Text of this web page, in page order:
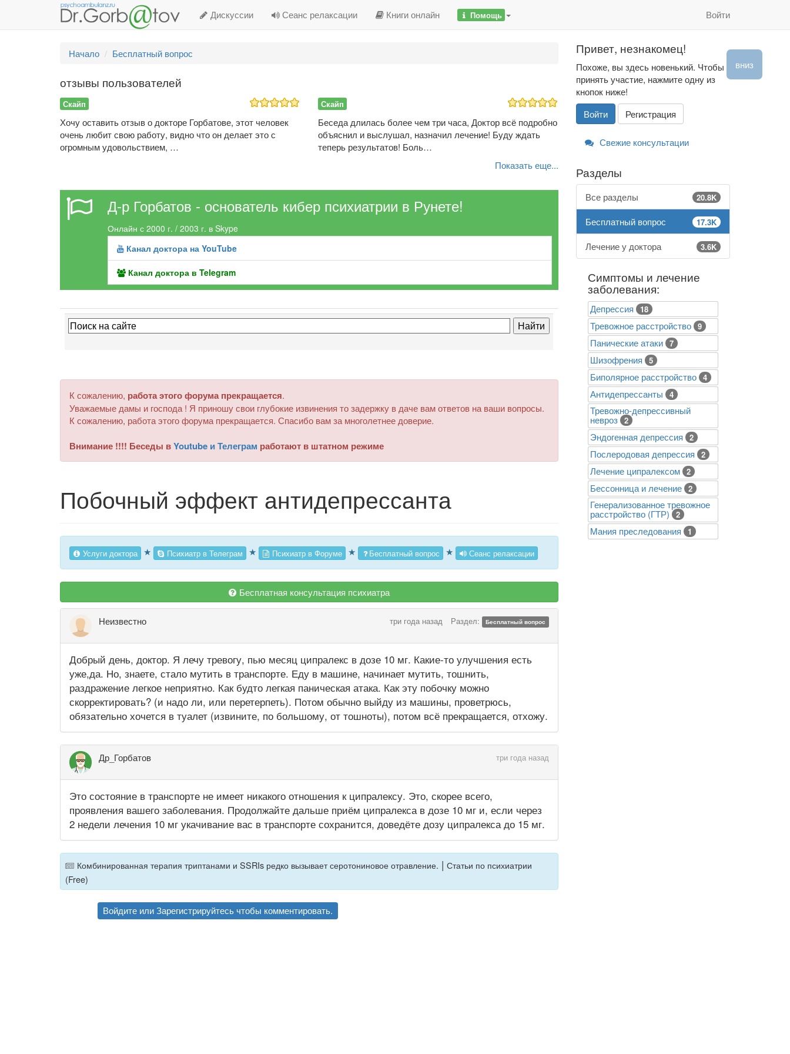
Дискуссии Сеанс релаксации Книги онлайн Помощь Войти
Начало Бесплатный вопрос
отзывы пользователей
Скайп
Хочу оставить отзыв о докторе Горбатове, этот человек
очень любит свою работу, видно что он делает это с
огромным удовольствием, …
Скайп
Беседа длилась более чем три часа, Доктор всё подробно
объяснил и выслушал, назначил лечение! Буду ждать
теперь результатов! Боль…
Показать еще...
Д-р Горбатов - основатель кибер психиатрии в Рунете!
Онлайн с 2000 г. / 2003 г. в Skype
Канал доктора на YouTube
Канал доктора в Telegram
К сожалению, работа этого форума прекращается.
Уважаемые дамы и господа ! Я приношу свои глубокие извинения то задержку в даче вам ответов на ваши вопросы.
К сожалению, работа этого форума прекращается. Спасибо вам за многолетнее доверие.
Внимание !!!! Беседы вYoutube и Телеграм работают в штатном режиме
Побочный эффект антидепрессанта
вниз
Услуги доктора ★ Психиатр в Телеграм ★ Психиатр в Форуме ★ Бесплатный вопрос ★ Сеанс релаксации
Бесплатная консультация психиатра
Неизвестно три года назад Раздел: Бесплатный вопрос
Добрый день, доктор. Я лечу тревогу, пью месяц ципралекс в дозе 10 мг. Какие-то улучшения есть
уже,да. Но, знаете, стало мутить в транспорте. Еду в машине, начинает мутить, тошнить,
раздражение легкое неприятно. Как будто легкая паническая атака. Как эту побочку можно
скорректировать? (и надо ли, или перетерпеть). Потом обычно выйду из машины, проветрюсь,
обязательно хочется в туалет (извините, по большому, от тошноты), потом всё прекращается, отхожу.
Др_Горбатов три года назад
Это состояние в транспорте не имеет никакого отношения к ципралексу. Это, скорее всего,
проявления вашего заболевания. Продолжайте дальше приём ципралекса в дозе 10 мг и, если через
2 недели лечения 10 мг укачивание вас в транспорте сохранится, доведёте дозу ципралекса до 15 мг.
Комбинированная терапия триптанами и SSRIs редко вызывает серотониновое отравление. | Статьи по психиатрии
(Free)
Войдите илиЗарегистрируйтесь чтобы комментировать.
Привет, незнакомец!
Похоже, вы здесь новенький. Чтобы
принять участие, нажмите одну из
кнопок ниже!
Войти
Регистрация
Свежие консультации
Разделы
Все разделы 20.8K
Бесплатный вопрос 17.3K
Лечение у доктора 3.6K
Симптомы и лечение
заболевания:
Депрессия 18
Тревожное расстройство 9
Панические атаки 7
Шизофрения 5
Биполярное расстройство 4
Антидепрессанты 4
Тревожно-депрессивный
невроз 2
Эндогенная депрессия 2
Послеродовая депрессия 2
Лечение ципралексом 2
Бессонница и лечение 2
Генерализованное тревожное
расстройство (ГТР) 2
Mания преследования 1